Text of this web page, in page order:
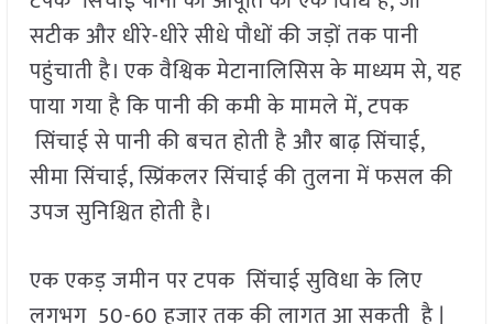
सटीक और धीरे-धीरे सीधे पौधों की जड़ों तक पानी
पहुंचाती है। एक वैश्विक मेटानालिसिस के माध्यम से, यह
पाया गया है कि पानी की कमी के मामले में, टपक
सिंचाई से पानी की बचत होती है और बाढ़ सिंचाई,
सीमा सिंचाई, स्प्रिंकलर सिंचाई की तुलना में फसल की
उपज सुनिश्चित होती है।
एक एकड़ जमीन पर टपक सिंचाई सुविधा के लिए